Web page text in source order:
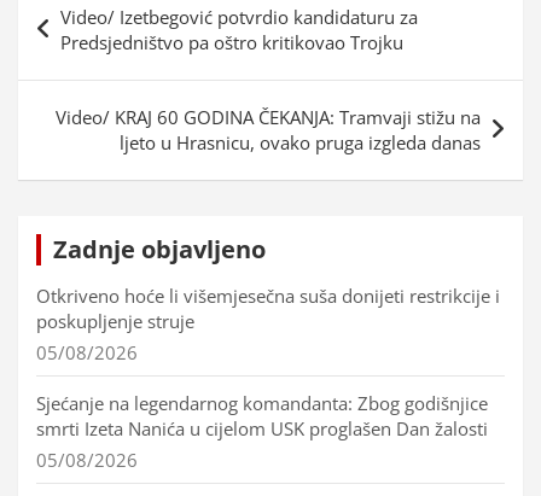
objava
Video/ Izetbegović potvrdio kandidaturu za
Predsjedništvo pa oštro kritikovao Trojku
Video/ KRAJ 60 GODINA ČEKANJA: Tramvaji stižu na
ljeto u Hrasnicu, ovako pruga izgleda danas
Zadnje objavljeno
Otkriveno hoće li višemjesečna suša donijeti restrikcije i
poskupljenje struje
05/08/2026
Sjećanje na legendarnog komandanta: Zbog godišnjice
smrti Izeta Nanića u cijelom USK proglašen Dan žalosti
05/08/2026